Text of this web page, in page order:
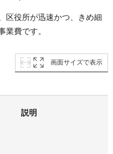
区役所が迅速かつ、きめ細
業費です。
画面サイズで表示
説明